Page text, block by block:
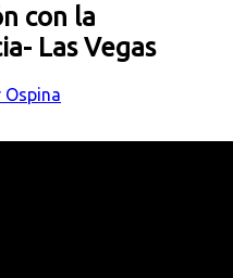
con la
Las Vegas